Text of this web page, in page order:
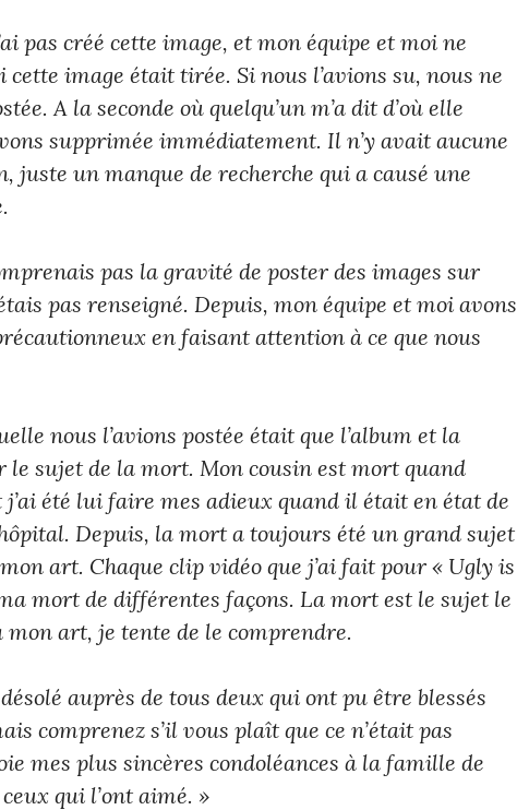
pas créé cette image, et mon équipe et moi ne
cette image était tirée. Si nous l’avions su, nous ne
A la seconde où quelqu’un m’a dit d’où elle
supprimée immédiatement. Il n’y avait aucune
juste un manque de recherche qui a causé une
pas la gravité de poster des images sur
pas renseigné. Depuis, mon équipe et moi avons
en faisant attention à ce que nous
nous l’avions postée était que l’album et la
le sujet de la mort. Mon cousin est mort quand
j’ai été lui faire mes adieux quand il était en état de
Depuis, la mort a toujours été un grand sujet
art. Chaque clip vidéo que j’ai fait pour « Ugly is
mort de différentes façons. La mort est le sujet le
art, je tente de le comprendre.
auprès de tous deux qui ont pu être blessés
comprenez s’il vous plaît que ce n’était pas
mes plus sincères condoléances à la famille de
qui l’ont aimé. »